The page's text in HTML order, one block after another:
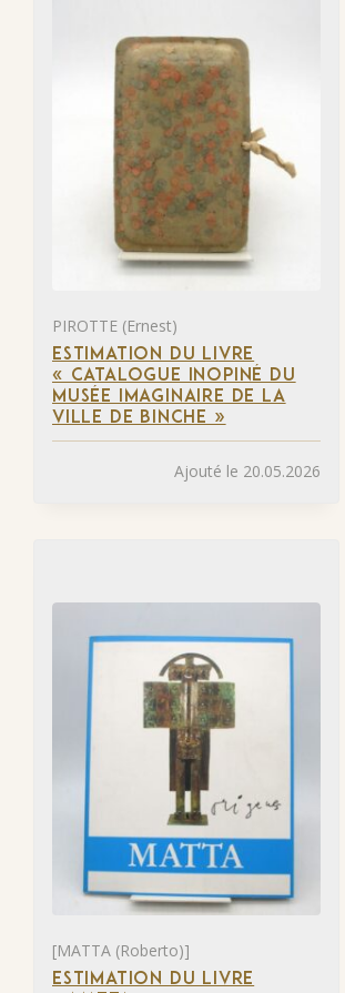
PIROTTE (Ernest)
ESTIMATION DU LIVRE
« CATALOGUE INOPINÉ DU
MUSÉE IMAGINAIRE DE LA
VILLE DE BINCHE »
Ajouté le 20.05.2026
[MATTA (Roberto)]
ESTIMATION DU LIVRE